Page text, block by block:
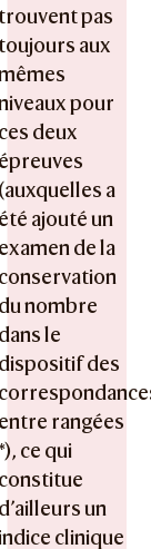
trouvent pas
toujours aux
pour
ces deux
épreuves
(auxquelles a
été ajouté un
examen de la
conservation
du nombre
dans le
dispositif des
entre rangées
*), ce qui
constitue
d’ailleurs un
clinique